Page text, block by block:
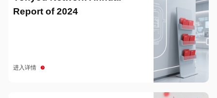
Report of 2024
进入详情